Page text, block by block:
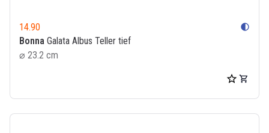
14.90 contrast
Bonna Galata Albus Teller tief
⌀ 23.2 cm